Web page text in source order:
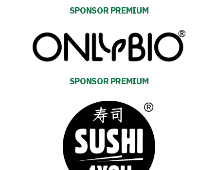
SPONSOR PREMIUM
SPONSOR PREMIUM